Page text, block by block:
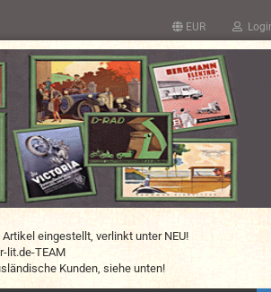
EUR
eingestellt, verlinkt unter NEU!
lit.de-TEAM
Kunden, siehe unten!